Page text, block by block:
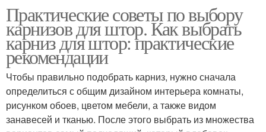
Практические советы по выбору
карнизов для штор. Как выбрать
карниз для штор: практические
рекомендации
Чтобы правильно подобрать карниз, нужно сначала
определиться с общим дизайном интерьера комнаты,
рисунком обоев, цветом мебели, а также видом
занавесей и тканью. После этого выбрать из множества